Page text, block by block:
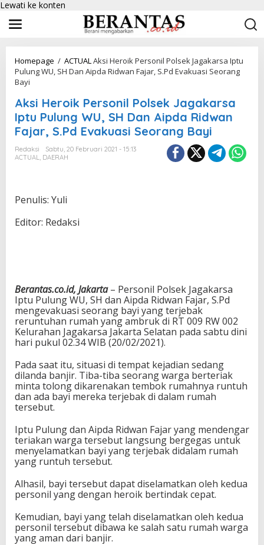
Lewati ke konten
Homepage / ACTUALAksi Heroik Personil Polsek Jagakarsa Iptu
Pulung WU, SH Dan Aipda Ridwan Fajar, S.Pd Evakuasi Seorang
Bayi
Aksi Heroik Personil Polsek Jagakarsa
Iptu Pulung WU, SH Dan Aipda Ridwan
Fajar, S.Pd Evakuasi Seorang Bayi
Redaksi
Sabtu, 20 Februari 2021 - 15:13
ACTUAL, DAERAH
Penulis: Yuli
Editor: Redaksi
Berantas.co.id, Jakarta– Personil Polsek Jagakarsa
Iptu Pulung WU, SH dan Aipda Ridwan Fajar, S.Pd
mengevakuasi seorang bayi yang terjebak
reruntuhan rumah yang ambruk di RT 009 RW 002
Kelurahan Jagakarsa Jakarta Selatan pada sabtu dini
hari pukul 02.34 WIB (20/02/2021).
Pada saat itu, situasi di tempat kejadian sedang
dilanda banjir. Tiba-tiba seorang warga berteriak
minta tolong dikarenakan tembok rumahnya runtuh
dan ada bayi mereka terjebak di dalam rumah
tersebut.
Iptu Pulung dan Aipda Ridwan Fajar yang mendengar
teriakan warga tersebut langsung bergegas untuk
menyelamatkan bayi yang terjebak didalam rumah
yang runtuh tersebut.
Alhasil, bayi tersebut dapat diselamatkan oleh kedua
personil yang dengan heroik bertindak cepat.
Kemudian, bayi yang telah diselamatkan oleh kedua
personil tersebut dibawa ke salah satu rumah warga
yang aman dari banjir.